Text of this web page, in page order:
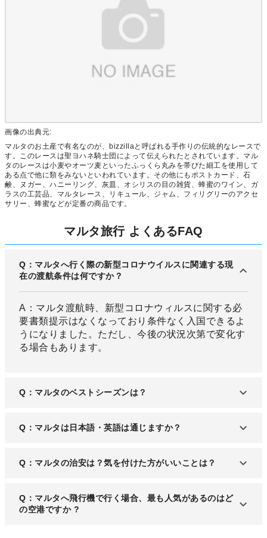
画像の出典元:
マルタのお土産で有名なのが、bizzillaと呼ばれる手作りの伝統的なレースで
す。このレースは聖ヨハネ騎士団によって伝えられたとされています。マル
タのレースは小麦やオーツ麦といったふっくら丸みを帯びた細工を使用して
ある点で他に類をみないといわれています。その他にもポストカード、石
鹸、ヌガー、ハニーリング、灰皿、オシリスの目の雑貨、蜂蜜のワイン、ガ
ラスの工芸品、マルタレース、リキュール、ジャム、フィリグリーのアクセ
サリー、蜂蜜などが定番の商品です。
マルタ旅行 よくあるFAQ
Q：マルタへ行く際の新型コロナウイルスに関連する現
在の渡航条件は何ですか？
A：マルタ渡航時、新型コロナウィルスに関する必
要書類提示はなくなっており条件なく入国できるよ
うになりました。ただし、今後の状況次第で変化す
る場合もあります。
Q：マルタのベストシーズンは？
A：マルタ観光のベストシーズンは4月から10月で
Q：マルタは日本語・英語は通じますか？
A：マルタ国内、英語は公用語の一つとして扱われ
滑に進むでしょう。
Q：マルタの治安は？気を付けた方がいいことは？
A：マルタ国内の治安はとても良く、ヨーロッパで
も有数の安全な国となっています。犯罪発生率も低
Q：マルタへ飛行機で行く場合、最も人気があるのはど
の空港ですか ?